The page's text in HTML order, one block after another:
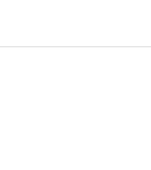
月〜金